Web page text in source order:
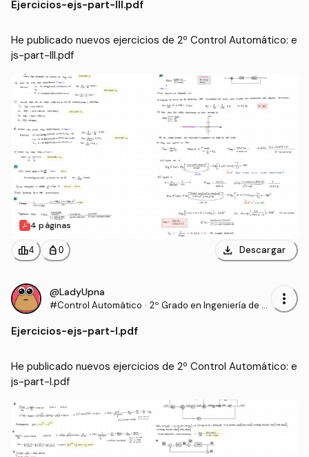
Ejercicios-ejs-part-lll.pdf
He publicado nuevos ejercicios de 2º Control Automático: e
js-part-lll.pdf
4 páginas
leaderboard4 personal_bag 0 download Descargar
@LadyUpna
#Control Automático · 2º Grado en Ingeniería de T
more_vert
Ejercicios-ejs-part-l.pdf
He publicado nuevos ejercicios de 2º Control Automático: e
js-part-l.pdf